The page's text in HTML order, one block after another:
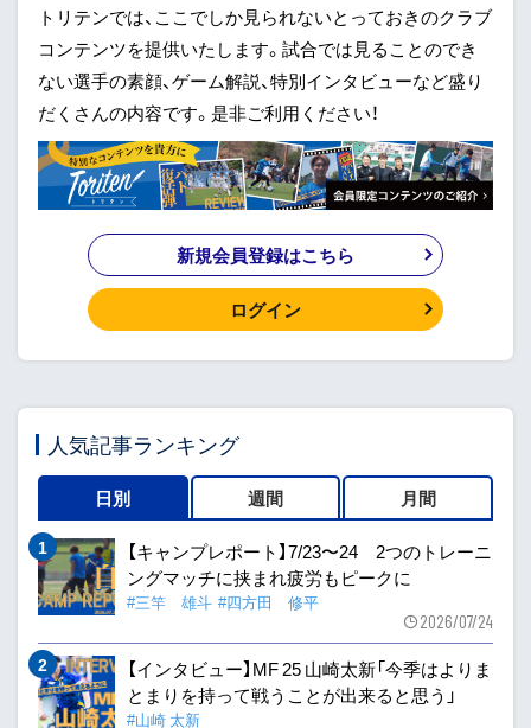
トリテンでは、ここでしか見られないとっておきのクラブ
コンテンツを提供いたします。試合では見ることのでき
ない選手の素顔、ゲーム解説、特別インタビューなど盛り
だくさんの内容です。是非ご利用ください！
新規会員登録はこちら
ログイン
人気記事ランキング
日別 週間 月間
【キャンプレポート】7/23〜24 2つのトレーニ
ングマッチに挟まれ疲労もピークに
#三竿 雄斗 #四方田 修平
2026/07/24
【インタビュー】MF 25 山崎太新「今季はよりま
とまりを持って戦うことが出来ると思う」
#山崎 太新